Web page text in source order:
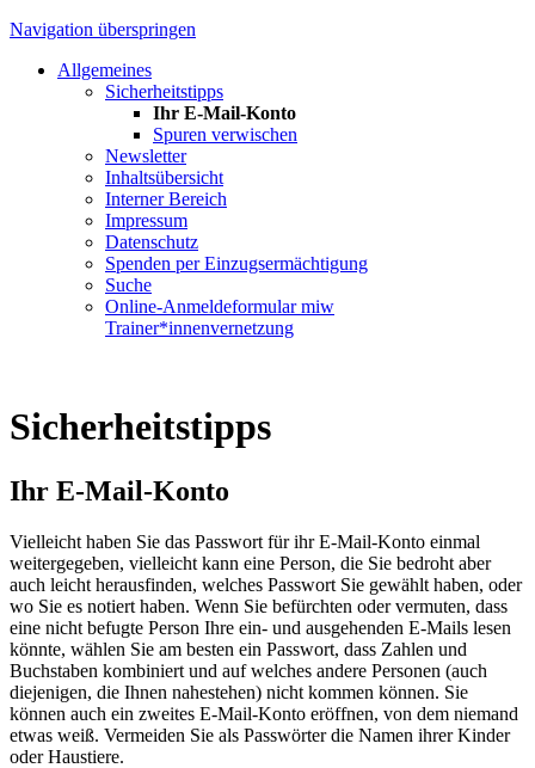
Navigation überspringen
Allgemeines
Sicherheitstipps
Ihr E-Mail-Konto
Spuren verwischen
Newsletter
Inhaltsübersicht
Interner Bereich
Impressum
Datenschutz
Spenden per Einzugsermächtigung
Suche
Online-Anmeldeformular miw
Trainer*innenvernetzung
Sicherheitstipps
Ihr E-Mail-Konto
Vielleicht haben Sie das Passwort für ihr E-Mail-Konto einmal
weitergegeben, vielleicht kann eine Person, die Sie bedroht aber
auch leicht herausfinden, welches Passwort Sie gewählt haben, oder
wo Sie es notiert haben. Wenn Sie befürchten oder vermuten, dass
eine nicht befugte Person Ihre ein- und ausgehenden E-Mails lesen
könnte, wählen Sie am besten ein Passwort, dass Zahlen und
Buchstaben kombiniert und auf welches andere Personen (auch
diejenigen, die Ihnen nahestehen) nicht kommen können. Sie
können auch ein zweites E-Mail-Konto eröffnen, von dem niemand
etwas weiß. Vermeiden Sie als Passwörter die Namen ihrer Kinder
oder Haustiere.